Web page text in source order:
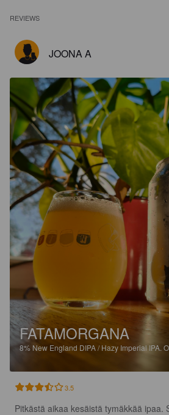
REVIEWS
JOONA A
FATAMORGANA
8% New England DIPA / Hazy Imperial IPA.
3.5
Pitkästä aikaa kesäistä tymäkkää ipaa.